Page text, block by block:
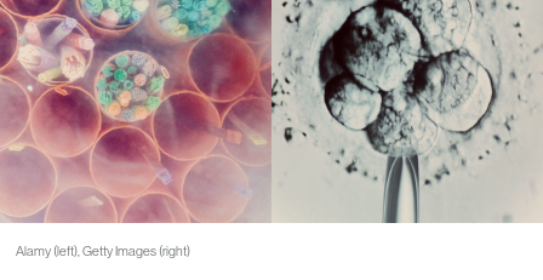
Alamy (left), Getty Images (right)